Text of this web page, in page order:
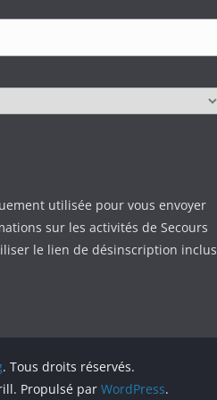
utilisée pour vous envoyer
sur les activités de Secours
le lien de désinscription inclus
. Tous droits réservés.
Propulsé par WordPress.